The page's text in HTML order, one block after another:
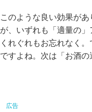
このような良い効果が
が、いずれも「適量の
くれぐれもお忘れなく
ですよね。次は「お酒の